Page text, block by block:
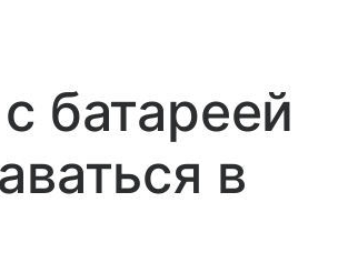
батареей
в